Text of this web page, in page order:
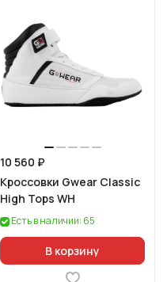
10 560 ₽
Кроссовки Gwear Classic
High Tops WH
Есть в наличии: 65
В корзину